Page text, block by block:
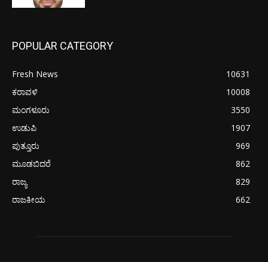
POPULAR CATEGORY
Fresh News
10631
ಕರಾವಳಿ
10008
ಮಂಗಳೂರು
3550
ಉಡುಪಿ
1907
ಪುತ್ತೂರು
969
ಮೂಡಬಿದರೆ
862
ರಾಜ್ಯ
829
ರಾಜಕೀಯ
662